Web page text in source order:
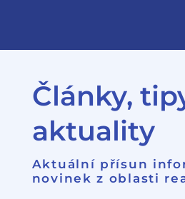
Články,
aktuality
Aktuální přísun
novinek z oblasti